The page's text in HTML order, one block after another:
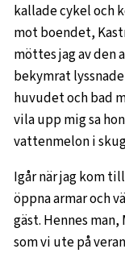
kallade cykel och
mot boendet,
möttes jag av den
bekymrat
huvudet och bad
vila upp mig sa
vattenmelon i
Igår när jag kom
öppna armar och
gäst. Hennes
som vi ute på